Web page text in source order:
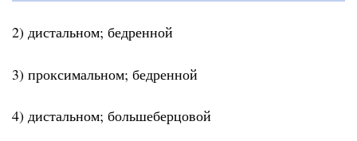
2) дистальном; бедренной
3) проксимальном; бедренной
4) дистальном; большеберцовой